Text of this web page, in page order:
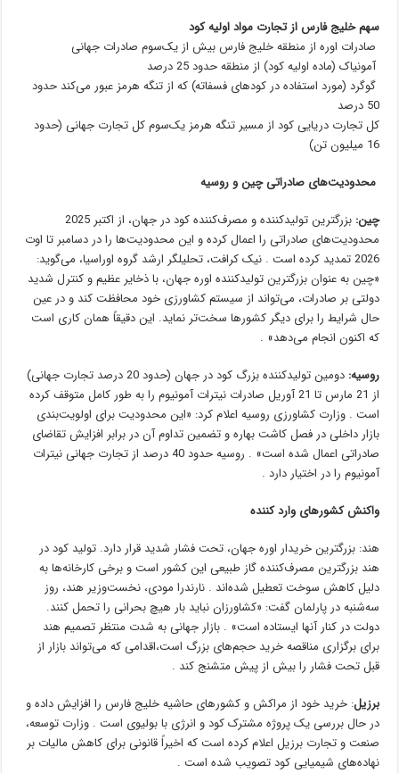
سهم خلیج فارس از تجارت مواد اولیه کود
صادرات اوره از منطقه خلیج فارس بیش از یک‌سوم صادرات جهانی
آمونیاک (ماده اولیه کود) از منطقه حدود 25 درصد
گوگرد (مورد استفاده در کودهای فسفاته) که از تنگه هرمز عبور می‌کند حدود
50 درصد
کل تجارت دریایی کود از مسیر تنگه هرمز یک‌سوم کل تجارت جهانی (حدود
16 میلیون تن)
محدودیت‌های صادراتی چین و روسیه
چین:
بزرگترین تولیدکننده و مصرف‌کننده کود در جهان، از اکتبر 2025
محدودیت‌های صادراتی را اعمال کرده و این محدودیت‌ها را در دسامبر تا اوت
2026 تمدید کرده است . نیک کرافت، تحلیلگر ارشد گروه اوراسیا، می‌گوید:
«چین به عنوان بزرگترین تولیدکننده اوره جهان، با ذخایر عظیم و کنترل شدید
دولتی بر صادرات، می‌تواند از سیستم کشاورزی خود محافظت کند و در عین
حال شرایط را برای دیگر کشورها سخت‌تر نماید. این دقیقاً همان کاری است
که اکنون انجام می‌دهد» .
روسیه:
دومین تولیدکننده بزرگ کود در جهان (حدود 20 درصد تجارت جهانی)
از 21 مارس تا 21 آوریل صادرات نیترات آمونیوم را به طور کامل متوقف کرده
است . وزارت کشاورزی روسیه اعلام کرد: «این محدودیت برای اولویت‌بندی
بازار داخلی در فصل کاشت بهاره و تضمین تداوم آن در برابر افزایش تقاضای
صادراتی اعمال شده است» . روسیه حدود 40 درصد از تجارت جهانی نیترات
آمونیوم را در اختیار دارد .
واکنش‌ کشور‌های وارد کننده
هند: بزرگترین خریدار اوره جهان، تحت فشار شدید قرار دارد. تولید کود در
هند بزرگترین مصرف‌کننده گاز طبیعی این کشور است و برخی کارخانه‌ها به
دلیل کاهش سوخت تعطیل شده‌اند . نارندرا مودی، نخست‌وزیر هند، روز
سه‌شنبه در پارلمان گفت: «کشاورزان نباید بار هیچ بحرانی را تحمل کنند.
دولت در کنار آنها ایستاده است» . بازار جهانی به شدت منتظر تصمیم هند
برای برگزاری مناقصه خرید حجم‌های بزرگ است،اقدامی که می‌تواند بازار از
قبل تحت فشار را بیش از پیش متشنج کند .
برزیل: خرید خود از مراکش و کشورهای حاشیه خلیج فارس را افزایش داده و
در حال بررسی یک پروژه مشترک کود و انرژی با بولیوی است . وزارت توسعه،
صنعت و تجارت برزیل اعلام کرده است که اخیراً قانونی برای کاهش مالیات بر
نهاده‌های شیمیایی کود تصویب شده است .